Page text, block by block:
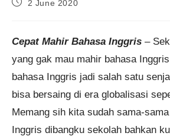
2 June 2020
Cepat Mahir Bahasa Inggris –
yang gak mau mahir bahasa
bahasa Inggris jadi salah satu
bisa bersaing di era globalisasi
Memang sih kita sudah sama-
Inggris dibangku sekolah bahkan
Chaerunnisa Oktadiyan
Bogor melakukan
program Integrated